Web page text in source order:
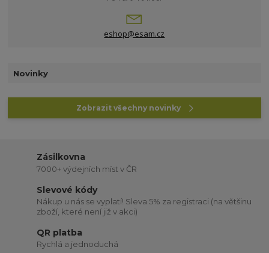
eshop@esam.cz
Novinky
Zobrazit všechny novinky
Zásilkovna
7000+ výdejních míst v ČR
Slevové kódy
Nákup u nás se vyplatí! Sleva 5% za registraci (na většinu
zboží, které není již v akci)
QR platba
Rychlá a jednoduchá